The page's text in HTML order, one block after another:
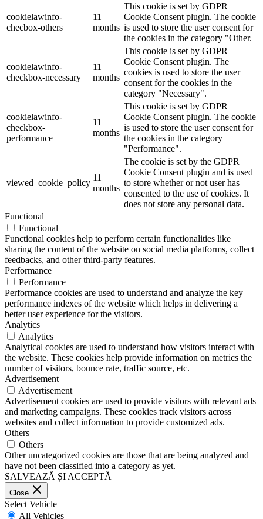
cookielawinfo-
checbox-others
11
months
This cookie is set by GDPR
Cookie Consent plugin. The cookie
is used to store the user consent for
the cookies in the category "Other.
cookielawinfo-
checkbox-necessary
11
months
This cookie is set by GDPR
Cookie Consent plugin. The
cookies is used to store the user
consent for the cookies in the
category "Necessary".
cookielawinfo-
checkbox-
performance
11
months
This cookie is set by GDPR
Cookie Consent plugin. The cookie
is used to store the user consent for
the cookies in the category
"Performance".
viewed_cookie_policy
11
months
The cookie is set by the GDPR
Cookie Consent plugin and is used
to store whether or not user has
consented to the use of cookies. It
does not store any personal data.
Functional
Functional
Functional cookies help to perform certain functionalities like
sharing the content of the website on social media platforms, collect
feedbacks, and other third-party features.
Performance
Performance
Performance cookies are used to understand and analyze the key
performance indexes of the website which helps in delivering a
better user experience for the visitors.
Analytics
Analytics
Analytical cookies are used to understand how visitors interact with
the website. These cookies help provide information on metrics the
number of visitors, bounce rate, traffic source, etc.
Advertisement
Advertisement
Advertisement cookies are used to provide visitors with relevant ads
and marketing campaigns. These cookies track visitors across
websites and collect information to provide customized ads.
Others
Others
Other uncategorized cookies are those that are being analyzed and
have not been classified into a category as yet.
SALVEAZĂ ȘI ACCEPTĂ
Close
Select Vehicle
All Vehicles